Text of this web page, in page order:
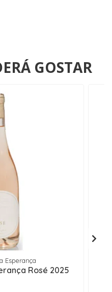
GOSTAR
Esperança
Rosé 2025